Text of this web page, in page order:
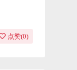
点赞(0)